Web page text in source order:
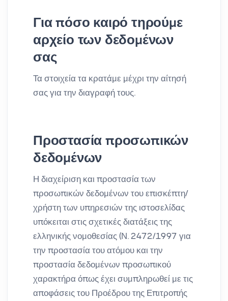
Για πόσο καιρό τηρούμε
αρχείο των δεδομένων
σας
Τα στοιχεία τα κρατάμε μέχρι την αίτησή
σας για την διαγραφή τους.
Προστασία προσωπικών
δεδομένων
Η διαχείριση και προστασία των
προσωπικών δεδομένων του επισκέπτη/
χρήστη των υπηρεσιών της ιστοσελίδας
υπόκειται στις σχετικές διατάξεις της
ελληνικής νομοθεσίας (Ν. 2472/1997 για
την προστασία του ατόμου και την
προστασία δεδομένων προσωπικού
χαρακτήρα όπως έχει συμπληρωθεί με τις
αποφάσεις του Προέδρου της Επιτροπής